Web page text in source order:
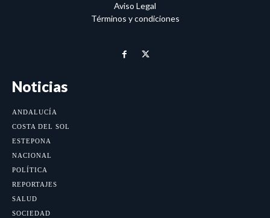
Aviso Legal
Términos y condiciones
Noticias
ANDALUCÍA
COSTA DEL SOL
ESTEPONA
NACIONAL
POLÍTICA
REPORTAJES
SALUD
SOCIEDAD